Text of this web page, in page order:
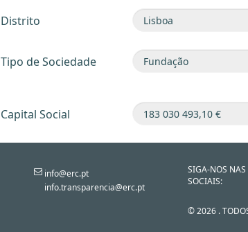
Distrito
Tipo de Sociedade
Capital Social
info@erc.pt
info.transparencia@erc.pt
SIGA-NOS NAS
SOCIAIS:
© 2026 .